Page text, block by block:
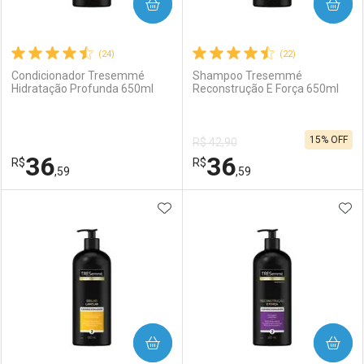
(24)
Condicionador Tresemmé
Hidratação Profunda 650ml
R$36,59
COMPRAR
Laboratório
Por Menos
(22)
Shampoo Tresemmé
Reconstrução E Força 650ml
R$ 42,90
R$36,59
15% OFF
COMPRAR
Laboratório
Por Menos
ADICIONAR AOS FAVORITOS
COMPRAR COMPRAR